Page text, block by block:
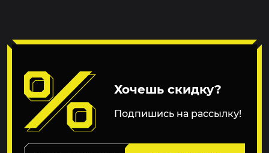
Хочешь скидку?
Подпишись на рассылку!